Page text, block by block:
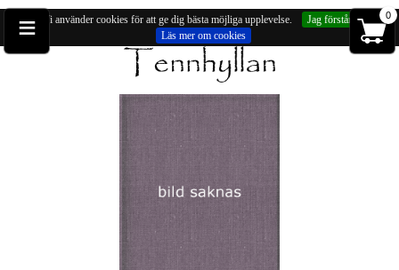
Vi använder cookies för att ge dig bästa möjliga upplevelse.
Jag förstår
Läs mer om cookies
≡ 0
» Bältesspänne, dubbel keltisk drake (ca 65mm)